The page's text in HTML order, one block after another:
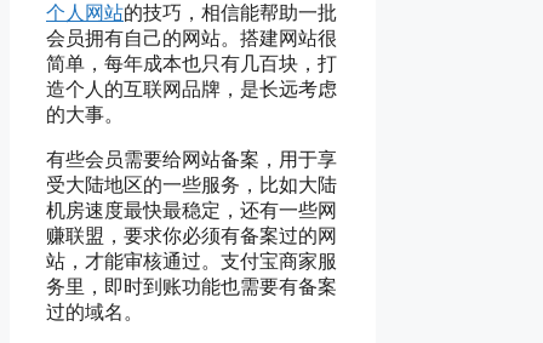
个人网站的技巧，相信能帮助一批
会员拥有自己的网站。搭建网站很
简单，每年成本也只有几百块，打
造个人的互联网品牌，是长远考虑
的大事。
有些会员需要给网站备案，用于享
受大陆地区的一些服务，比如大陆
机房速度最快最稳定，还有一些网
赚联盟，要求你必须有备案过的网
站，才能审核通过。支付宝商家服
务里，即时到账功能也需要有备案
过的域名。